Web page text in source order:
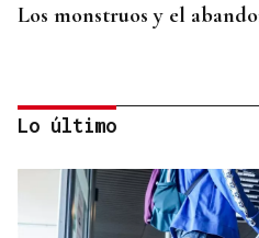
Los monstruos y el
Lo último